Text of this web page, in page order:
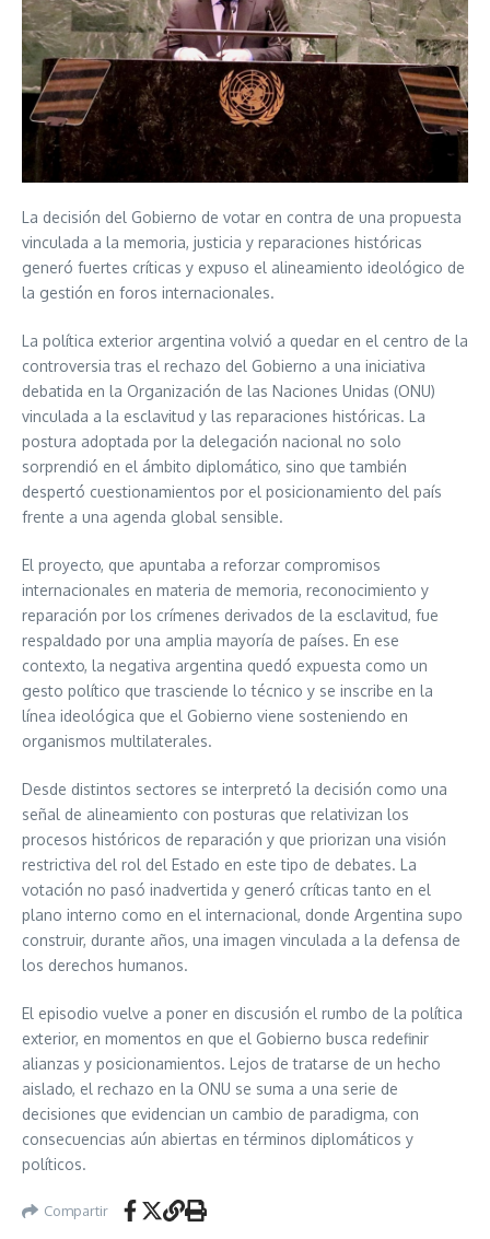
La decisión del Gobierno de votar en contra de una propuesta
vinculada a la memoria, justicia y reparaciones históricas
generó fuertes críticas y expuso el alineamiento ideológico de
la gestión en foros internacionales.
La política exterior argentina volvió a quedar en el centro de la
controversia tras el rechazo del Gobierno a una iniciativa
debatida en la Organización de las Naciones Unidas (ONU)
vinculada a la esclavitud y las reparaciones históricas. La
postura adoptada por la delegación nacional no solo
sorprendió en el ámbito diplomático, sino que también
despertó cuestionamientos por el posicionamiento del país
frente a una agenda global sensible.
El proyecto, que apuntaba a reforzar compromisos
internacionales en materia de memoria, reconocimiento y
reparación por los crímenes derivados de la esclavitud, fue
respaldado por una amplia mayoría de países. En ese
contexto, la negativa argentina quedó expuesta como un
gesto político que trasciende lo técnico y se inscribe en la
línea ideológica que el Gobierno viene sosteniendo en
organismos multilaterales.
Desde distintos sectores se interpretó la decisión como una
señal de alineamiento con posturas que relativizan los
procesos históricos de reparación y que priorizan una visión
restrictiva del rol del Estado en este tipo de debates. La
votación no pasó inadvertida y generó críticas tanto en el
plano interno como en el internacional, donde Argentina supo
construir, durante años, una imagen vinculada a la defensa de
los derechos humanos.
El episodio vuelve a poner en discusión el rumbo de la política
exterior, en momentos en que el Gobierno busca redefinir
alianzas y posicionamientos. Lejos de tratarse de un hecho
aislado, el rechazo en la ONU se suma a una serie de
decisiones que evidencian un cambio de paradigma, con
consecuencias aún abiertas en términos diplomáticos y
políticos.
Compartir